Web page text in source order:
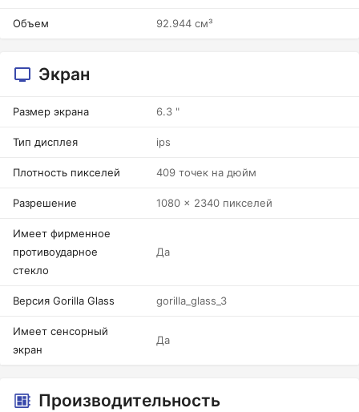
Объем 92.944 см³
Экран
Размер экрана 6.3 "
Тип дисплея ips
Плотность пикселей 409 точек на дюйм
Разрешение 1080 x 2340 пикселей
Имеет фирменное
противоударное
стекло
Да
Версия Gorilla Glass gorilla_glass_3
Имеет сенсорный
экран
Да
Производительность